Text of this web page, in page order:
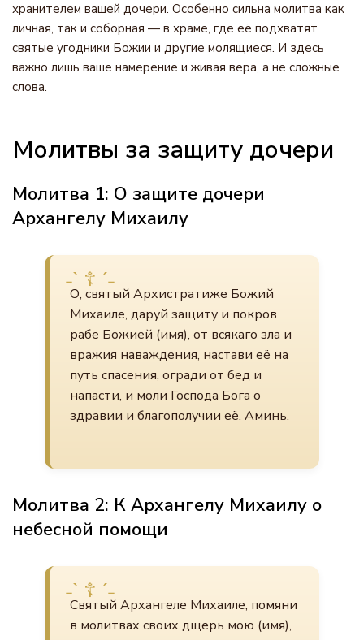
хранителем вашей дочери. Особенно сильна молитва как
личная, так и соборная — в храме, где её подхватят
святые угодники Божии и другие молящиеся. И здесь
важно лишь ваше намерение и живая вера, а не сложные
слова.
Молитвы за защиту дочери
Молитва 1: О защите дочери
Архангелу Михаилу
О, святый Архистратиже Божий
Михаиле, даруй защиту и покров
рабe Божиeй (имя), от всякаго зла и
вражия наваждения, настави её на
путь спасения, огради от бед и
напасти, и моли Господа Бога о
здравии и благополучии её. Аминь.
Молитва 2: К Архангелу Михаилу о
небесной помощи
Святый Архангеле Михаиле, помяни
в молитвах своих дщерь мою (имя),